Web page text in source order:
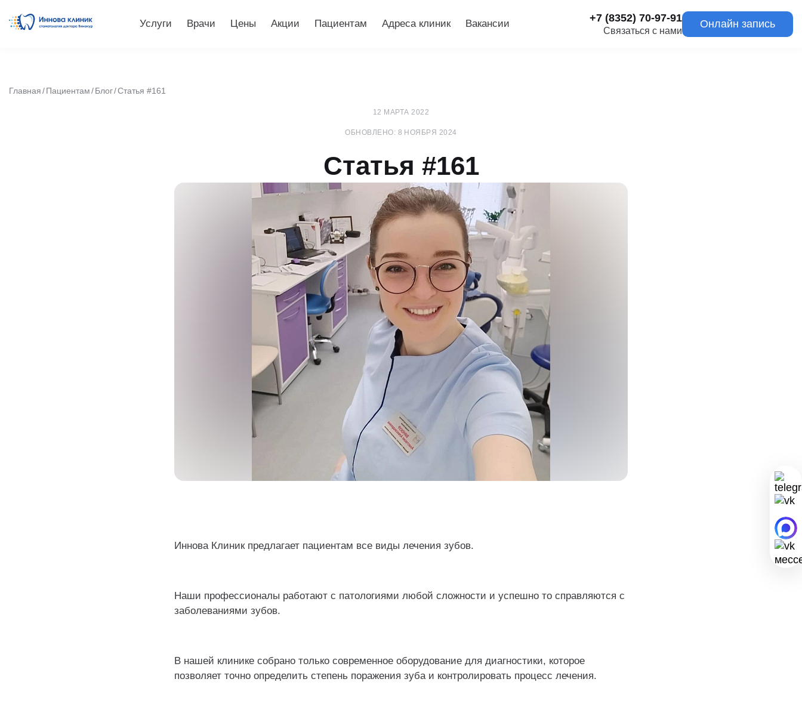
Услуги Врачи Цены Акции Пациентам Адреса клиник Вакансии +7 (8352) 70-97-91
Связаться с нами
Онлайн запись
Главная Пациентам Блог Статья #161
12 МАРТА 2022
ОБНОВЛЕНО: 8 НОЯБРЯ 2024
Статья #161
Иннова Клиник предлагает пациентам все виды лечения зубов.
Наши профессионалы работают с патологиями любой сложности и успешно то справляются с
заболеваниями зубов.
В нашей клинике собрано только современное оборудование для диагностики, которое
позволяет точно определить степень поражения зуба и контролировать процесс лечения.